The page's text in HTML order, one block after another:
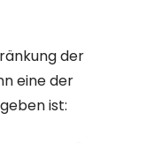
der
eine der
ist: